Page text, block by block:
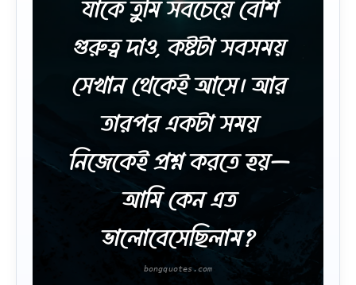
যাকে তুমি সবচেয়ে বেশি
গুরুত্ব দাও, কষ্টটা সবসময়
সেখান থেকেই আসে। আর
তারপর একটা সময়
নিজেকেই প্রশ্ন করতে হয়—
আমি কেন এত
ভালোবেসেছিলাম?